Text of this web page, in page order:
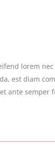
lorem
est diam
ante